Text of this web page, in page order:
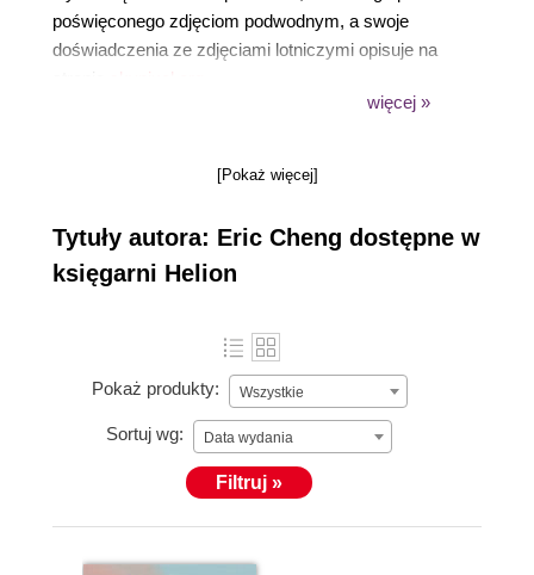
poświęconego zdjęciom podwodnym, a swoje
doświadczenia ze zdjęciami lotniczymi opisuje na
więcej »
[Pokaż więcej]
Tytuły autora: Eric Cheng dostępne w
księgarni Helion
Pokaż produkty: Wszystkie
Sortuj wg: Data wydania
Filtruj »